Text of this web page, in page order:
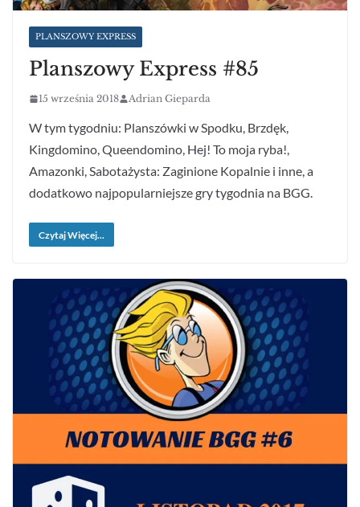
PLANSZOWY EXPRESS
Planszowy Express #85
15 września 2018 Adrian Gieparda
W tym tygodniu: Planszówki w Spodku, Brzdęk,
Kingdomino, Queendomino, Hej! To moja ryba!,
Amazonki, Sabotażysta: Zaginione Kopalnie i inne, a
dodatkowo najpopularniejsze gry tygodnia na BGG.
Czytaj Więcej...